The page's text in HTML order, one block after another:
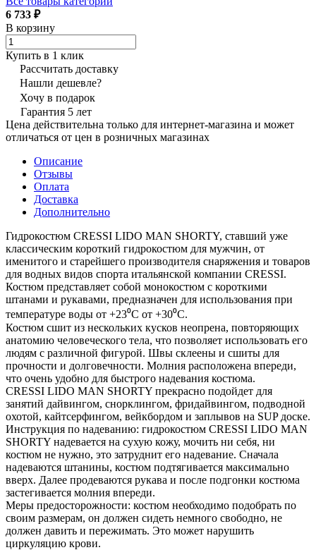
6 733 ₽
В корзину
Купить в 1 клик
Рассчитать доставку
Нашли дешевле?
Хочу в подарок
Гарантия 5 лет
Цена действительна только для интернет-магазина и может
отличаться от цен в розничных магазинах
Описание
Отзывы
Оплата
Доставка
Дополнительно
Гидрокостюм CRESSI LIDO MAN SHORTY, ставший уже
классическим короткий гидрокостюм для мужчин, от
именитого и старейшего производителя снаряжения и товаров
для водных видов спорта итальянской компании CRESSI.
Костюм представляет собой монокостюм с короткими
штанами и рукавами, предназначен для использования при
температуре воды от +23⁰С от +30⁰С.
Костюм сшит из нескольких кусков неопрена, повторяющих
анатомию человеческого тела, что позволяет использовать его
людям с различной фигурой. Швы склеены и сшиты для
прочности и долговечности. Молния расположена впереди,
что очень удобно для быстрого надевания костюма.
CRESSI LIDO MAN SHORTY прекрасно подойдет для
занятий дайвингом, снорклингом, фридайвингом, подводной
охотой, кайтсерфингом, вейкбордом и заплывов на SUP доске.
Инструкция по надеванию: гидрокостюм CRESSI LIDO MAN
SHORTY надевается на сухую кожу, мочить ни себя, ни
костюм не нужно, это затруднит его надевание. Сначала
надеваются штанины, костюм подтягивается максимально
вверх. Далее продеваются рукава и после подгонки костюма
застегивается молния впереди.
Меры предосторожности: костюм необходимо подобрать по
своим размерам, он должен сидеть немного свободно, не
должен давить и пережимать. Это может нарушить
циркуляцию крови.